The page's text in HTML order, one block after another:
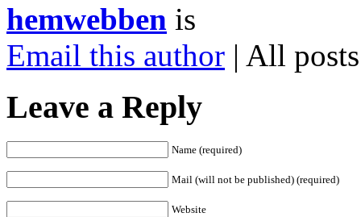
hemwebben is
Email this author | All
Leave a Reply
Name (required)
Mail (will not be published) (required)
Website